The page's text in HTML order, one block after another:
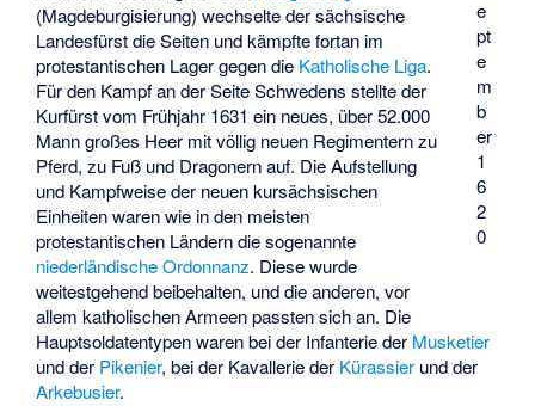
e
pt
e
m
b
er
1
6
2
0
(Magdeburgisierung) wechselte der sächsische
Landesfürst die Seiten und kämpfte fortan im
protestantischen Lager gegen die Katholische Liga.
Für den Kampf an der Seite Schwedens stellte der
Kurfürst vom Frühjahr 1631 ein neues, über 52.000
Mann großes Heer mit völlig neuen Regimentern zu
Pferd, zu Fuß und Dragonern auf. Die Aufstellung
und Kampfweise der neuen kursächsischen
Einheiten waren wie in den meisten
protestantischen Ländern die sogenannte
niederländische Ordonnanz. Diese wurde
weitestgehend beibehalten, und die anderen, vor
allem katholischen Armeen passten sich an. Die
Hauptsoldatentypen waren bei der Infanterie der Musketier
und der Pikenier, bei der Kavallerie der Kürassier und der
Arkebusier.